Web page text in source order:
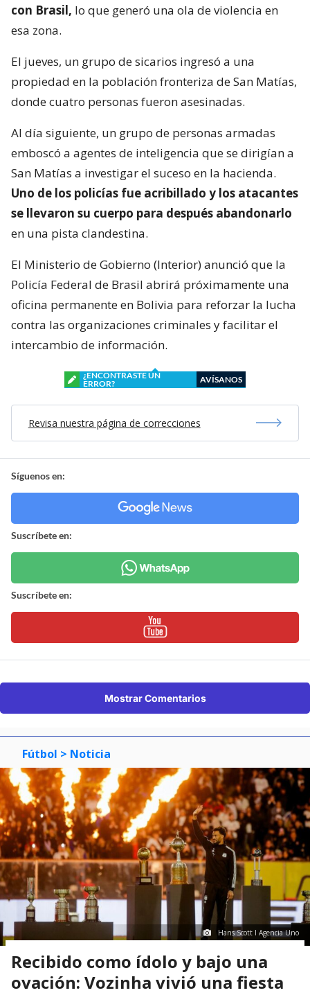
con Brasil, lo que generó una ola de violencia en
esa zona.
El jueves, un grupo de sicarios ingresó a una
propiedad en la población fronteriza de San Matías,
donde cuatro personas fueron asesinadas.
Al día siguiente, un grupo de personas armadas
emboscó a agentes de inteligencia que se dirigían a
San Matías a investigar el suceso en la hacienda.
Uno de los policías fue acribillado y los atacantes
se llevaron su cuerpo para después abandonarlo
en una pista clandestina.
El Ministerio de Gobierno (Interior) anunció que la
Policía Federal de Brasil abrirá próximamente una
oficina permanente en Bolivia para reforzar la lucha
contra las organizaciones criminales y facilitar el
intercambio de información.
¿ENCONTRASTE UN
ERROR?
AVÍSANOS
Revisa nuestra página de correcciones
Síguenos en:
Suscríbete en:
Suscríbete en:
Mostrar Comentarios
Fútbol > Noticia
Hans Scott I Agencia Uno
Recibido como ídolo y bajo una
ovación: Vozinha vivió una fiesta